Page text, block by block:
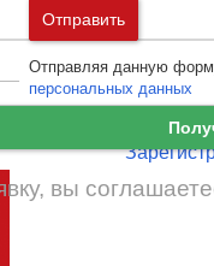
и
Петербург
Ошибка
Войти
вы
Отправить
Отправляя данную
персональных данных